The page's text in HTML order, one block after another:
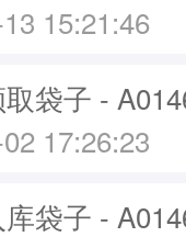
15:21:46
袋子 -
17:26:23
袋子 -